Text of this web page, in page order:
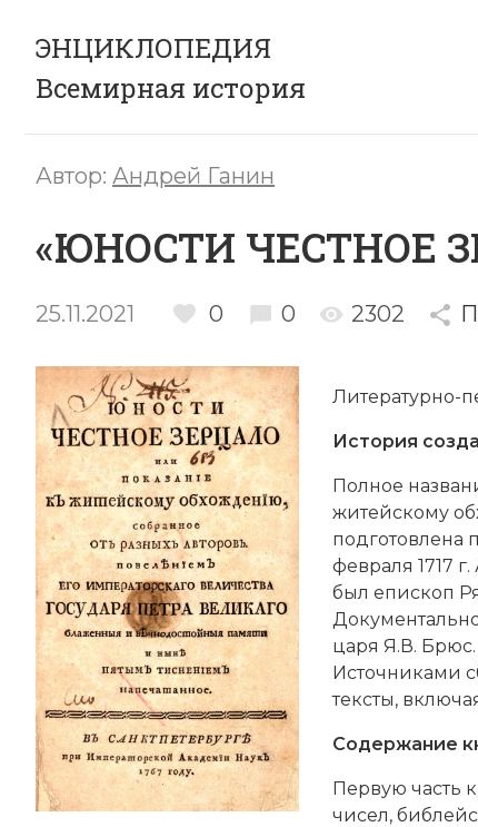
ЭНЦИКЛОПЕДИЯ
Всемирная история
Автор: Андрей Ганин
«ЮНОСТИ ЧЕСТНОЕ
25.11.2021 0 0 2302
Литературно-
История
Полное
житейскому
подготовлена
февраля 1717
был епископ
царя Я.В. Брюс.
Источниками
тексты,
Содержание
Первую часть
чисел,